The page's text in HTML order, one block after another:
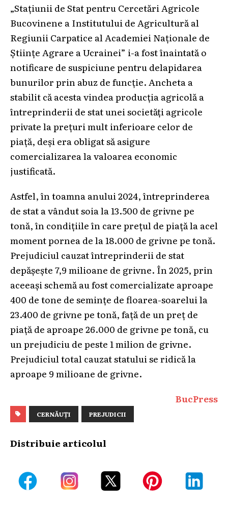
„Stațiunii de Stat pentru Cercetări Agricole
Bucovinene a Institutului de Agricultură al
Regiunii Carpatice al Academiei Naționale de
Științe Agrare a Ucrainei” i-a fost înaintată o
notificare de suspiciune pentru delapidarea
bunurilor prin abuz de funcție. Ancheta a
stabilit că acesta vindea producția agricolă a
întreprinderii de stat unei societăți agricole
private la prețuri mult inferioare celor de
piață, deși era obligat să asigure
comercializarea la valoarea economic
justificată.
Astfel, în toamna anului 2024, întreprinderea
de stat a vândut soia la 13.500 de grivne pe
tonă, în condițiile în care prețul de piață la acel
moment pornea de la 18.000 de grivne pe tonă.
Prejudiciul cauzat întreprinderii de stat
depășește 7,9 milioane de grivne. În 2025, prin
aceeași schemă au fost comercializate aproape
400 de tone de semințe de floarea-soarelui la
23.400 de grivne pe tonă, față de un preț de
piață de aproape 26.000 de grivne pe tonă, cu
un prejudiciu de peste 1 milion de grivne.
Prejudiciul total cauzat statului se ridică la
aproape 9 milioane de grivne.
BucPress
CERNĂUȚI PREJUDICII
Distribuie articolul